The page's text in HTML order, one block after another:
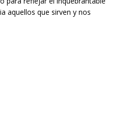
aquellos que sirven y nos